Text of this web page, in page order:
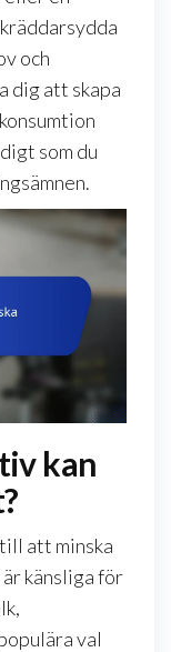
och
dig att skapa
som du
kan
att minska
känsliga för
val